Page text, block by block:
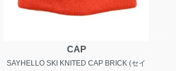
CAP
SAYHELLO SKI KNITED CAP BRICK (セイ